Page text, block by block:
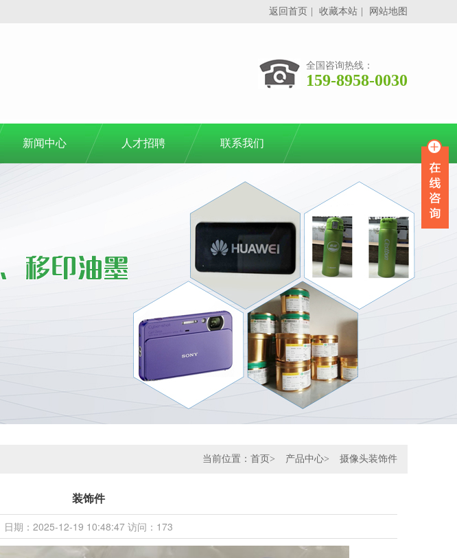
返回首页 收藏本站 网站地图
全国咨询热线：
159-8958-0030
新闻中心 人才招聘 联系我们
当前位置： 首页 > 产品中心> 摄像头装饰件
装饰件
日期：2025-12-19 10:48:47 访问：173